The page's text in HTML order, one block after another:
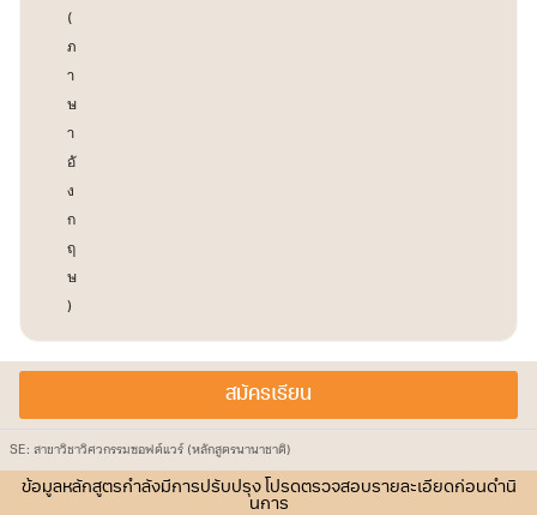
(
ภ
า
ษ
า
อั
ง
ก
ฤ
ษ
)
สมัครเรียน
SE: สาขาวิชาวิศวกรรมซอฟต์แวร์ (หลักสูตรนานาชาติ)
ข้อมูลหลักสูตรกำลังมีการปรับปรุง โปรดตรวจสอบรายละเอียดก่อนดำนิ
นการ